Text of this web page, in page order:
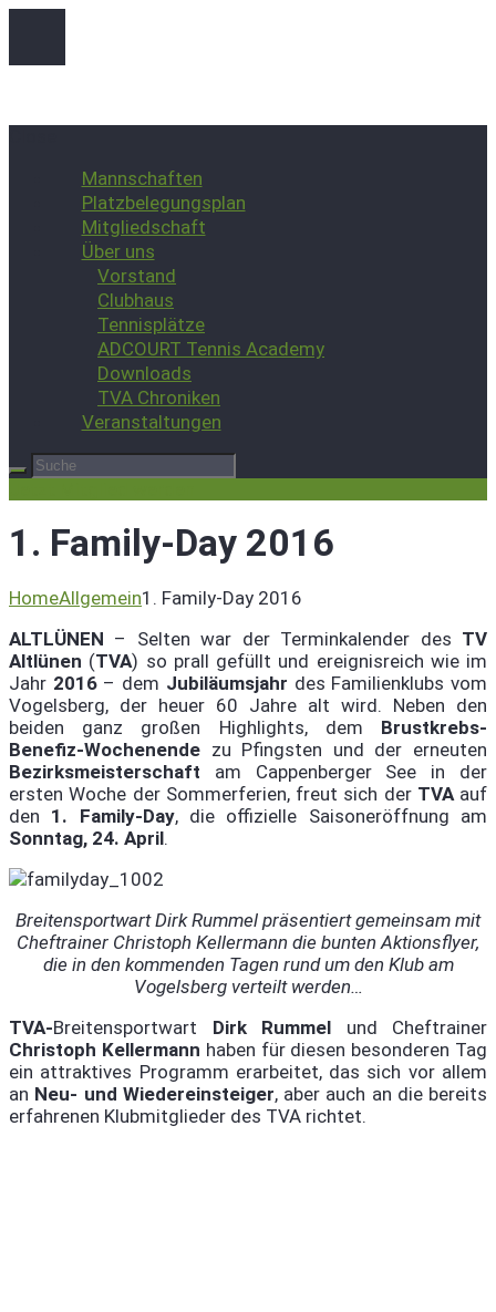
Mannschaften
Platzbelegungsplan
Mitgliedschaft
Über uns
Vorstand
Clubhaus
Tennisplätze
ADCOURT Tennis Academy
Downloads
TVA Chroniken
Veranstaltungen
1. Family-Day 2016
HomeAllgemein1. Family-Day 2016
ALTLÜNEN – Selten war der Terminkalender des TV
Altlünen (TVA) so prall gefüllt und ereignisreich wie im
Jahr 2016– dem Jubiläumsjahr des Familienklubs vom
Vogelsberg, der heuer 60 Jahre alt wird. Neben den
beiden ganz großen Highlights, dem Brustkrebs-
Benefiz-Wochenende zu Pfingsten und der erneuten
Bezirksmeisterschaft am Cappenberger See in der
ersten Woche der Sommerferien, freut sich der TVAauf
den 1. Family-Day, die offizielle Saisoneröffnung am
Sonntag, 24. April.
Breitensportwart Dirk Rummel präsentiert gemeinsam mit
Cheftrainer Christoph Kellermann die bunten Aktionsflyer,
die in den kommenden Tagen rund um den Klub am
Vogelsberg verteilt werden…
TVA-Breitensportwart Dirk Rummel und Cheftrainer
Christoph Kellermann haben für diesen besonderen Tag
ein attraktives Programm erarbeitet, das sich vor allem
an Neu- und Wiedereinsteiger, aber auch an die bereits
erfahrenen Klubmitglieder des TVA richtet.